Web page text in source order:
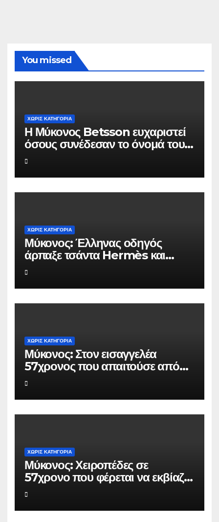
You missed
ΧΩΡΊΣ ΚΑΤΗΓΟΡΊΑ
Η Μύκονος Betsson ευχαριστεί
όσους συνέδεσαν το όνομά τους
με την ιστορική χρονιά
ΧΩΡΊΣ ΚΑΤΗΓΟΡΊΑ
Μύκονος: Έλληνας οδηγός
άρπαξε τσάντα Hermès και
Rolex αξίας 75.000 ευρώ από
Ουκρανό τουρίστα
ΧΩΡΊΣ ΚΑΤΗΓΟΡΊΑ
Μύκονος: Στον εισαγγελέα
57χρονος που απαιτούσε από
επιχειρηματία 80.000 ευρώ για
να μην κάνει καταγγελίες σε
βάρος του
ΧΩΡΊΣ ΚΑΤΗΓΟΡΊΑ
Μύκονος: Χειροπέδες σε
57χρονο που φέρεται να εκβίαζε
επιχείρηση για να «θάψει»
ψευδείς καταγγελίες – Η παγίδα
που του έστησε η ΕΛ.ΑΣ.